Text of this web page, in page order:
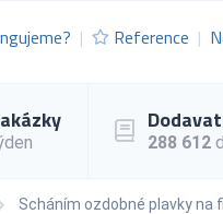
Reference
288 612
Scháním ozdobné plavky na